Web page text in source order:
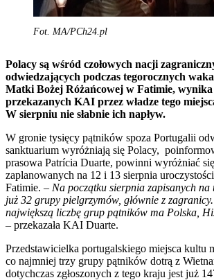
Fot. MA/PCh24.pl
Polacy są wśród czołowych nacji
odwiedzających podczas tegorocznych
Matki Bożej Różańcowej w Fatimie,
przekazanych KAI przez władze tego
W sierpniu nie słabnie ich napływ.
W gronie tysięcy pątników spoza Portugalii
sanktuarium wyróżniają się Polacy,
prasowa Patrícia Duarte, powinni wyróżniać
zaplanowanych na 12 i 13 sierpnia
Fatimie. – Na początku sierpnia zapisanych na
już 32 grupy pielgrzymów, głównie z
największą liczbę grup pątników ma Polska,
– przekazała KAI Duarte.
Przedstawicielka portugalskiego miejsca kultu
co najmniej trzy grupy pątników dotrą z
dotychczas zgłoszonych z tego kraju jest już